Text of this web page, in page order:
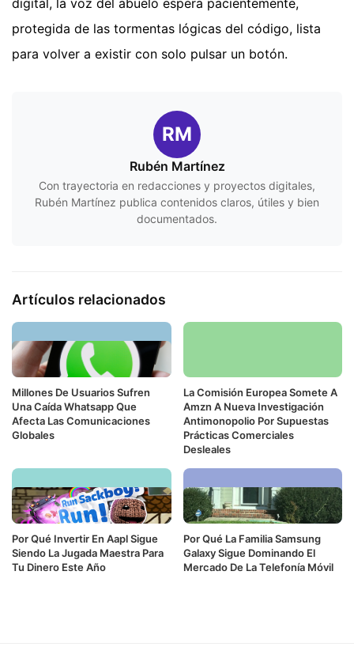
protegida de las tormentas lógicas del código, lista
para volver a existir con solo pulsar un botón.
RM
Rubén Martínez
Con trayectoria en redacciones y proyectos digitales,
Rubén Martínez publica contenidos claros, útiles y bien
documentados.
Artículos relacionados
Millones De Usuarios Sufren
Una Caída Whatsapp Que
Afecta Las Comunicaciones
Globales
La Comisión Europea Somete A
Amzn A Nueva Investigación
Antimonopolio Por Supuestas
Prácticas Comerciales
Desleales
Por Qué Invertir En Aapl Sigue
Siendo La Jugada Maestra Para
Tu Dinero Este Año
Por Qué La Familia Samsung
Galaxy Sigue Dominando El
Mercado De La Telefonía Móvil